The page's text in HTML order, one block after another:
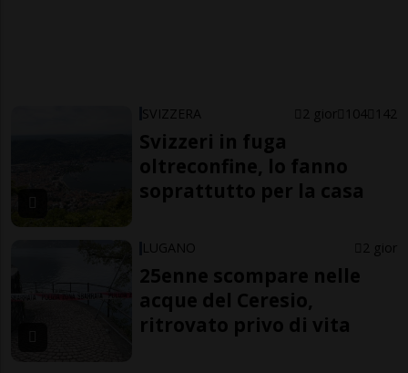
SVIZZERA 2 gior 104 142
Svizzeri in fuga
oltreconfine, lo fanno
soprattutto per la casa
LUGANO 2 gior
25enne scompare nelle
acque del Ceresio,
ritrovato privo di vita